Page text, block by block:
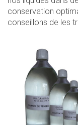
conservation
conseillons de les